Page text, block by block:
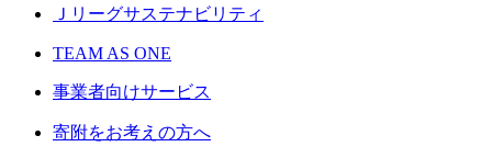
Ｊリーグサステナビリティ
TEAM AS ONE
事業者向けサービス
寄附をお考えの方へ